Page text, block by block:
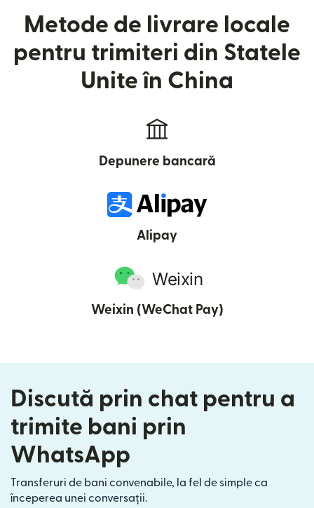
Metode de livrare locale
pentru trimiteri din Statele
Unite în China
Depunere bancară
Alipay
Weixin (WeChat Pay)
Discută prin chat pentru a
trimite bani prin
WhatsApp
Transferuri de bani convenabile, la fel de simple ca
începerea unei conversații.